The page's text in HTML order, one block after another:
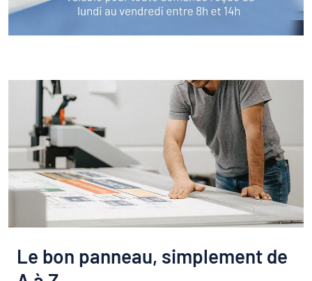
Le bon panneau, simplement de